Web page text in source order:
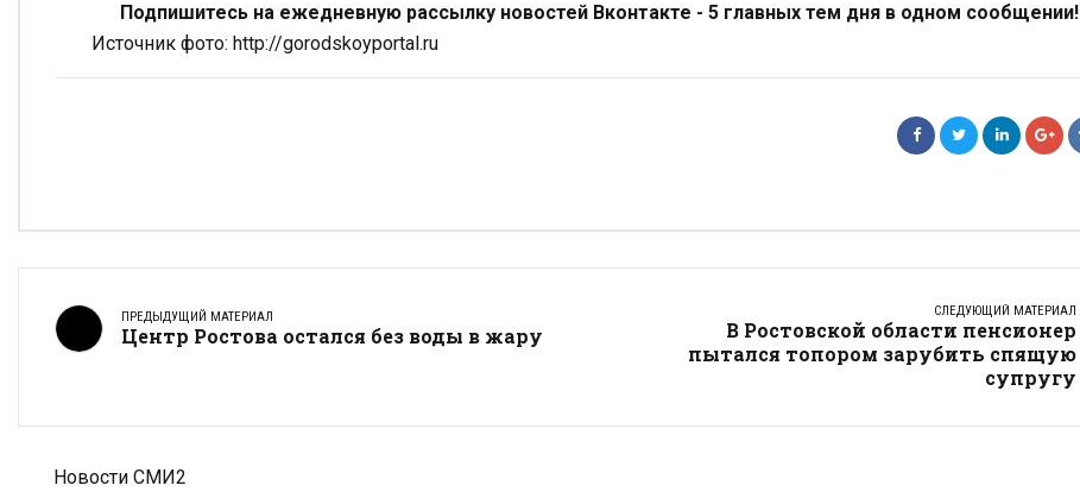
Подпишитесь на ежедневную рассылку новостей Вконтакте - 5 главных тем дня в одном сообщении!
Источник фото: http://gorodskoyportal.ru
ПРЕДЫДУЩИЙ МАТЕРИАЛ
Центр Ростова остался без воды в жару
СЛЕДУЮЩИЙ МАТЕРИАЛ
В Ростовской области пенсионер
пытался топором зарубить спящую
супругу
Новости СМИ2